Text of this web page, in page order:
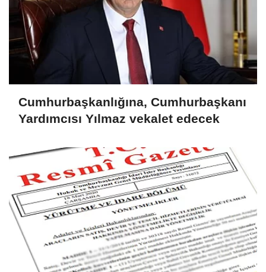
Cumhurbaşkanlığına, Cumhurbaşkanı
Yardımcısı Yılmaz vekalet edecek